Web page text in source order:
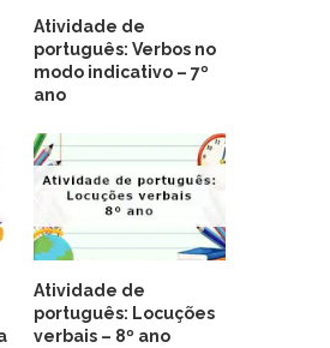
Atividade de
português: Verbos no
modo indicativo – 7º
ano
Atividade de
português: Locuções
verbais – 8º ano